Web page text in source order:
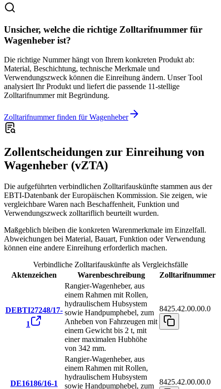
Unsicher, welche die richtige Zolltarifnummer für
Wagenheber ist?
Die richtige Nummer hängt von Ihrem konkreten Produkt ab:
Material, Beschichtung, technische Merkmale und
Verwendungszweck können die Einreihung ändern. Unser Tool
analysiert Ihr Produkt und liefert die passende 11-stellige
Zolltarifnummer mit Begründung.
Zolltarifnummer finden für Wagenheber
Zollentscheidungen zur Einreihung von
Wagenheber (vZTA)
Die aufgeführten verbindlichen Zolltarifauskünfte stammen aus der
EBTI-Datenbank der Europäischen Kommission. Sie zeigen, wie
vergleichbare Waren nach Beschaffenheit, Funktion und
Verwendungszweck zolltariflich beurteilt wurden.
Maßgeblich bleiben die konkreten Warenmerkmale im Einzelfall.
Abweichungen bei Material, Bauart, Funktion oder Verwendung
können eine andere Einreihung erforderlich machen.
Verbindliche Zolltarifauskünfte als Vergleichsfälle
Aktenzeichen
Warenbeschreibung Zolltarifnummer
DEBTI27248/17-
1
Rangier-Wagenheber, aus
einem Rahmen mit Rollen,
hydraulischem Hubsystem
sowie Handpumphebel, zum
Anheben von Fahrzeugen mit
einem Gewicht bis 2 t, mit
einer maximalen Hubhöhe
von 342 mm.
8425.42.00.00.0
DE16186/16-1
Rangier-Wagenheber, aus
einem Rahmen mit Rollen,
hydraulischem Hubsystem
sowie Handpumphebel, zum
8425.42.00.00.0